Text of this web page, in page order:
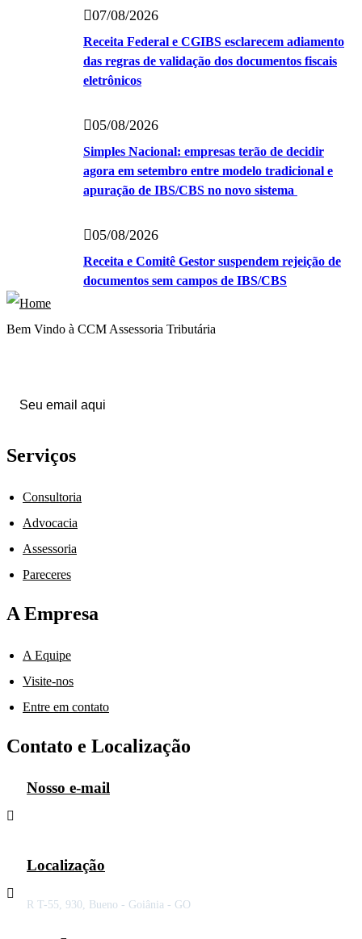
07/08/2026
Receita Federal e CGIBS esclarecem adiamento
das regras de validação dos documentos fiscais
eletrônicos
05/08/2026
Simples Nacional: empresas terão de decidir
agora em setembro entre modelo tradicional e
apuração de IBS/CBS no novo sistema
05/08/2026
Receita e Comitê Gestor suspendem rejeição de
documentos sem campos de IBS/CBS
Bem Vindo à CCM Assessoria Tributária
Serviços
Consultoria
Advocacia
Assessoria
Pareceres
A Empresa
A Equipe
Visite-nos
Entre em contato
Contato e Localização
Nosso e-mail
Localização
R T-55, 930, Bueno - Goiânia - GO